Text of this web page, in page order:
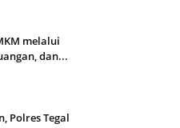
melalui
dan...
Polres Tegal